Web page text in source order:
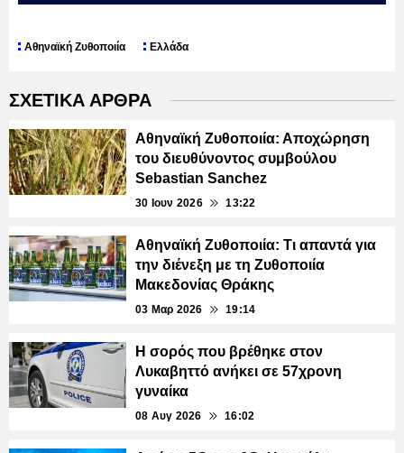
Αθηναϊκή Ζυθοποιία Ελλάδα
ΣΧΕΤΙΚΑ ΑΡΘΡΑ
Αθηναϊκή Ζυθοποιία: Αποχώρηση
του διευθύνοντος συμβούλου
Sebastian Sanchez
30 Ιουν 2026 13:22
Αθηναϊκή Ζυθοποιία: Τι απαντά για
την διένεξη με τη Ζυθοποιία
Μακεδονίας Θράκης
03 Μαρ 2026 19:14
Η σορός που βρέθηκε στον
Λυκαβηττό ανήκει σε 57χρονη
γυναίκα
08 Αυγ 2026 16:02